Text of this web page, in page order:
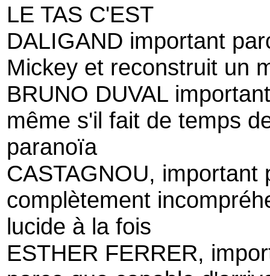
LE TAS C'EST
DALIGAND important
Mickey et reconstruit un
BRUNO DUVAL
même s'il fait de temps
paranoïa
CASTAGNOU, important
complètement
lucide à la fois
ESTHER FERRER,